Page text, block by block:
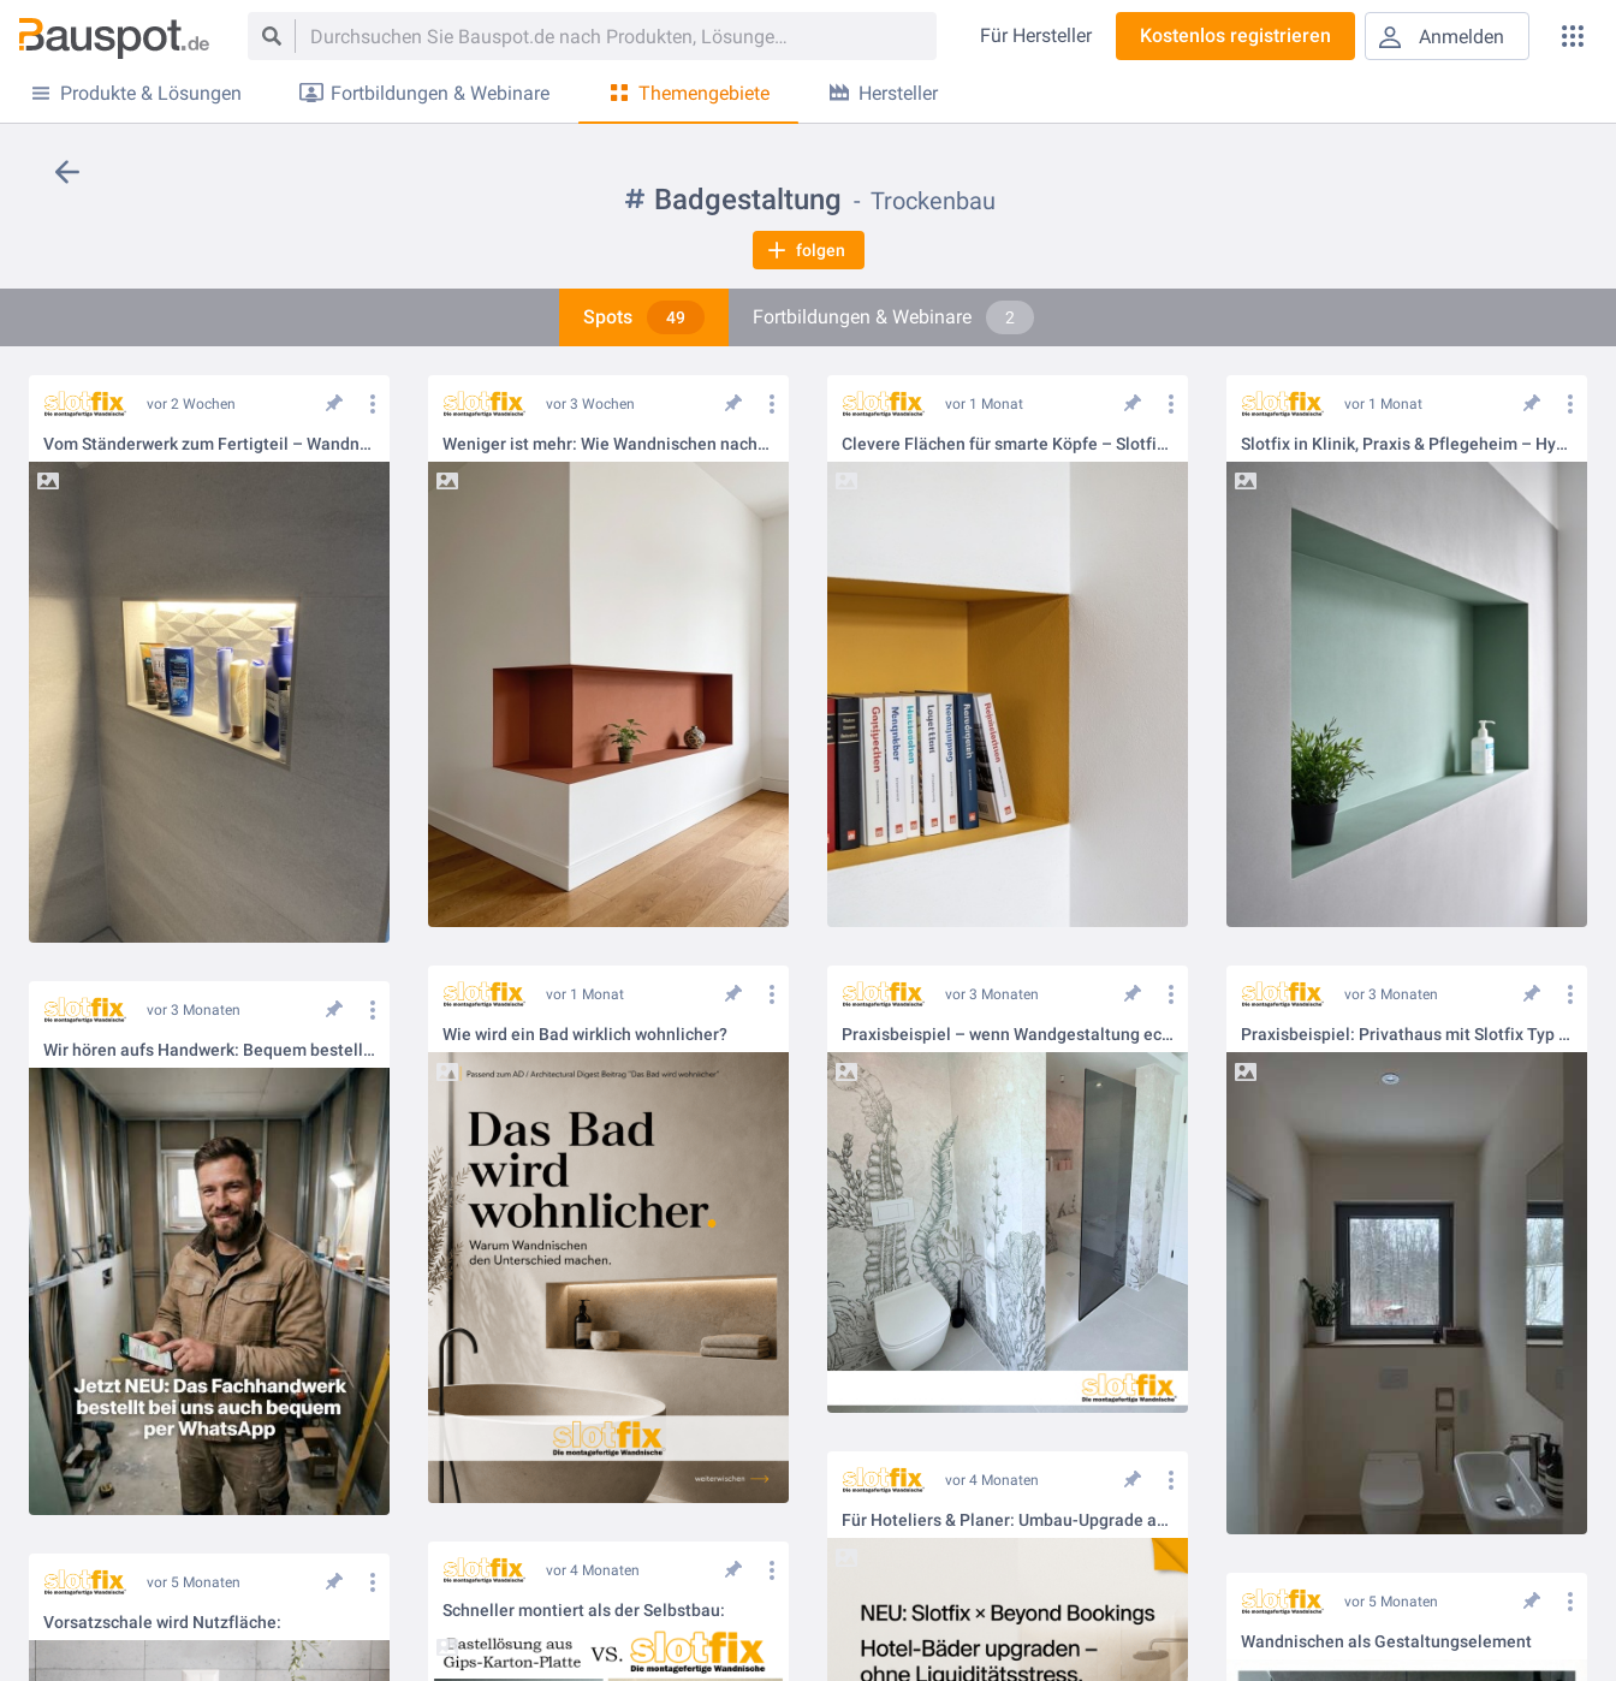
Für Hersteller Kostenlos registrieren Anmelden
Produkte & Lösungen Fortbildungen & Webinare Themengebiete Hersteller
Badgestaltung Trockenbau
folgen
Spots 49 Fortbildungen & Webinare 2
vor 2 Wochen
Vom Ständerwerk zum Fertigteil – Wandnischen für Bad & Dusche
vor 3 Wochen
Weniger ist mehr: Wie Wandnischen nachhaltig Platz schaffen
vor 1 Monat
Clevere Flächen für smarte Köpfe – Slotfix in Schulen und Kitas
vor 1 Monat
Slotfix in Klinik, Praxis & Pflegeheim – Hygiene trifft Design
vor 1 Monat
Wie wird ein Bad wirklich wohnlicher?
vor 3 Monaten
Praxisbeispiel – wenn Wandgestaltung echten Mehrwert bekommt
vor 3 Monaten
Praxisbeispiel: Privathaus mit Slotfix Typ 60x16x12 in der Vorsatzschale
vor 3 Monaten
Wir hören aufs Handwerk: Bequem bestellen per WhatsApp!
vor 4 Monaten
Für Hoteliers & Planer: Umbau-Upgrade aus dem "Nichts" bezahlen!
vor 4 Monaten
Schneller montiert als der Selbstbau:
vor 5 Monaten
Vorsatzschale wird Nutzfläche:
vor 5 Monaten
Wandnischen als Gestaltungselement